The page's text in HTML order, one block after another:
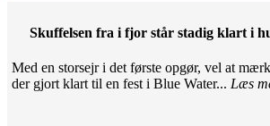
Skuffelsen fra i fjor står stadig klart i
Med en storsejr i det første opgør, vel at
der gjort klart til en fest i Blue Water... Læs